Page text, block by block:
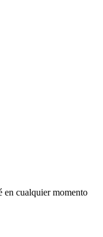
en cualquier momento